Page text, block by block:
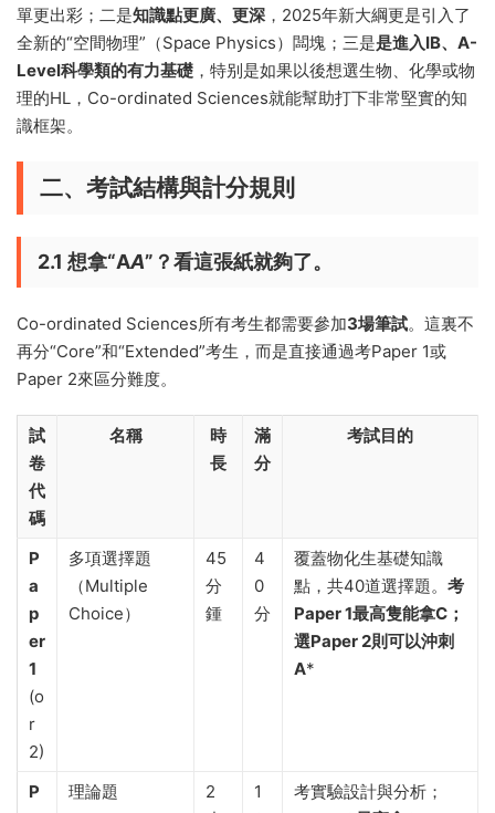
單更出彩；二是知識點更廣、更深 ，2025年新大綱更是引入了
全新的“空間物理”（Space Physics）闆塊；三是是進入IB、A-
Level科學類的有力基礎 ，特别是如果以後想選生物、化學或物
理的HL，Co-ordinated Sciences就能幫助打下非常堅實的知
識框架。
二、考試結構與計分規則
2.1 想拿“AA”？看這張紙就夠了。
Co-ordinated Sciences所有考生都需要參加3場筆試。這裏不
再分“Core”和“Extended”考生，而是直接通過考Paper 1或
Paper 2來區分難度。
試
卷
代
碼
名稱
時
長
滿
分
考試目的
P
a
p
er
1
(o
r
2)
多項選擇題
（Multiple
Choice）
45
分
鍾
4
0
分
覆蓋物化生基礎知識
點，共40道選擇題。 考
Paper 1最高隻能拿C；
選Paper 2則可以沖刺
A*
P
理論題
2
1
考實驗設計與分析；